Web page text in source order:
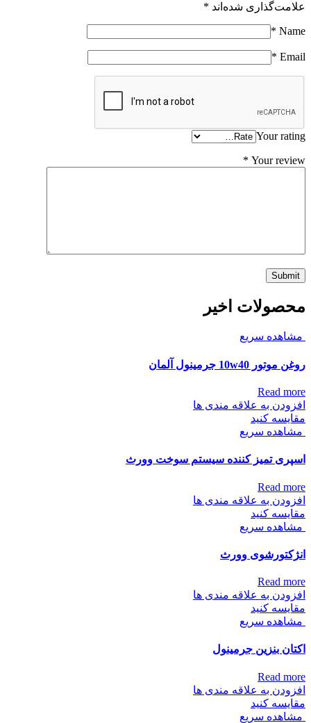
علامت‌گذاری شده‌اند *
Name
*
Email
*
Your rating
Your review
*
محصولات اخیر
مشاهده سریع
روغن موتور 10w40 جرمینول آلمان
Read more
افزودن به علاقه مندی ها
مقایسه کنید
مشاهده سریع
اسپری تمیز کننده سیستم سوخت وورث
Read more
افزودن به علاقه مندی ها
مقایسه کنید
مشاهده سریع
انژکتورشوی وورث
Read more
افزودن به علاقه مندی ها
مقایسه کنید
مشاهده سریع
اکتان بنزین جرمینول
Read more
افزودن به علاقه مندی ها
مقایسه کنید
مشاهده سریع